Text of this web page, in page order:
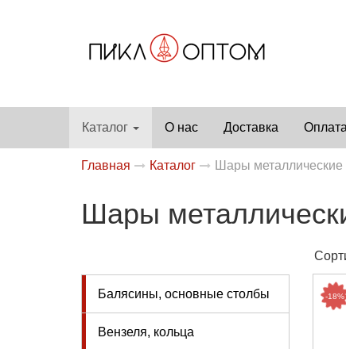
Каталог О нас Доставка Оплата
Главная Каталог Шары металлические
Шары
Балясины, основные столбы
Вензеля, кольца
-18%